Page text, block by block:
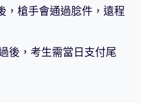
，槍手會通過腍件，遠程
後，考生需當日支付尾